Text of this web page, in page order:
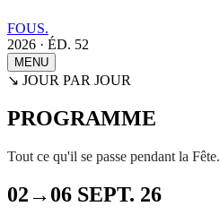
FOUS.
2026 · ÉD. 52
MENU
↘ JOUR PAR JOUR
PROGRAMME
Tout ce qu'il se passe pendant la Fête.
02→06 SEPT. 26